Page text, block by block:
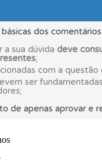
aqui todas as
dos seus testes
perfil se já está
comentários da
básicas dos
a sua dúvida deve
;
com a
ser
de apenas aprovar e